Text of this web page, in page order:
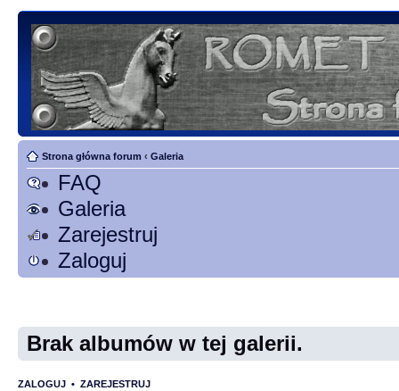
Strona główna forum ‹ Galeria
FAQ
Galeria
Zarejestruj
Zaloguj
Brak albumów w tej galerii.
ZALOGUJ • ZAREJESTRUJ